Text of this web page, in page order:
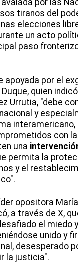
por las
tiranos del
elecciones
un acto
paso
apoyada por el
quien
Urrutia, "debe
y
interamericano,
con
una
permita la
y el
opositora
a través de X,
el miedo
unido y
desesperado
la justicia".